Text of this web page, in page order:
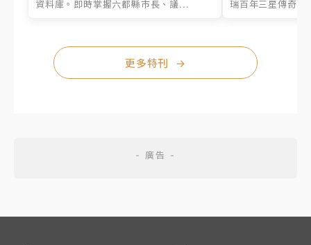
資料庫。即時掌握六都縣市長、議...
瑞百年三星傳奇、
更多特刊 →